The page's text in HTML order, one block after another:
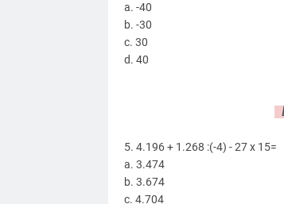
a. -40
b. -30
c. 30
d. 40
5. 4.196 + 1.268 :(-4) - 27 x 15=
a. 3.474
b. 3.674
c. 4.704